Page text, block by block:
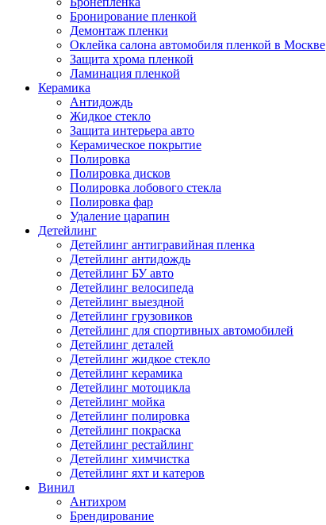
Бронирование пленкой
Демонтаж пленки
Оклейка салона автомобиля пленкой в Москве
Защита хрома пленкой
Ламинация пленкой
Керамика
Антидождь
Жидкое стекло
Защита интерьера авто
Керамическое покрытие
Полировка
Полировка дисков
Полировка лобового стекла
Полировка фар
Удаление царапин
Детейлинг
Детейлинг антигравийная пленка
Детейлинг антидождь
Детейлинг БУ авто
Детейлинг велосипеда
Детейлинг выездной
Детейлинг грузовиков
Детейлинг для спортивных автомобилей
Детейлинг деталей
Детейлинг жидкое стекло
Детейлинг керамика
Детейлинг мотоцикла
Детейлинг мойка
Детейлинг полировка
Детейлинг покраска
Детейлинг рестайлинг
Детейлинг химчистка
Детейлинг яхт и катеров
Винил
Антихром
Брендирование